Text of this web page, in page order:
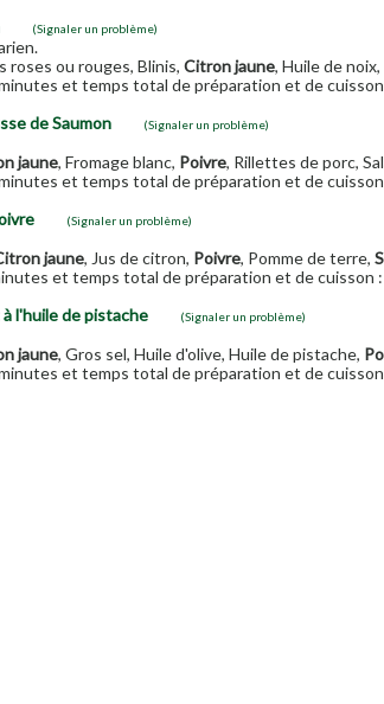
(Signaler un problème)
roses ou rouges, Blinis, Citron jaune, Huile de noix,
et temps total de préparation et de
de Saumon
(Signaler un problème)
jaune, Fromage blanc, Poivre, Rillettes de porc,
et temps total de préparation et de
(Signaler un problème)
jaune, Jus de citron, Poivre, Pomme de terre,
et temps total de préparation et de cuisson
l'huile de pistache
(Signaler un problème)
jaune, Gros sel, Huile d'olive, Huile de pistache,
et temps total de préparation et de